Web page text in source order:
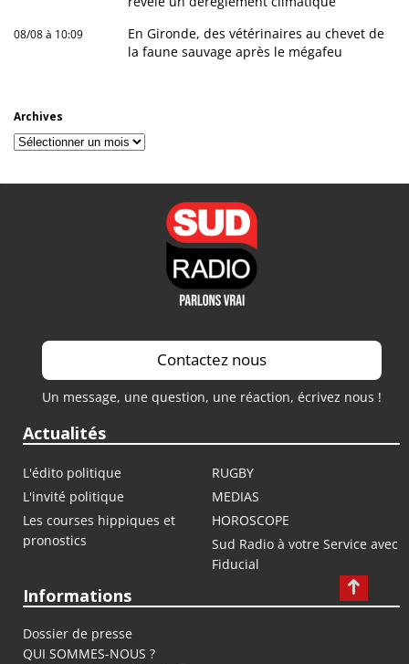
08/08 à 10:09
En Gironde, des vétérinaires au chevet de
la faune sauvage après le mégafeu
Archives
Archives
Contactez nous
Un message, une question, une réaction, écrivez nous !
Actualités
L'édito politique
RUGBY
L'invité politique
MEDIAS
Les courses hippiques et
pronostics
HOROSCOPE
Sud Radio à votre Service avec
Fiducial
Informations
Dossier de presse
QUI SOMMES-NOUS ?